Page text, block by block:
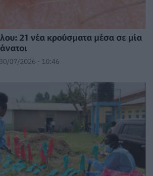
21 νέα κρούσματα μέσα σε μία
30/07/2026 - 10:46